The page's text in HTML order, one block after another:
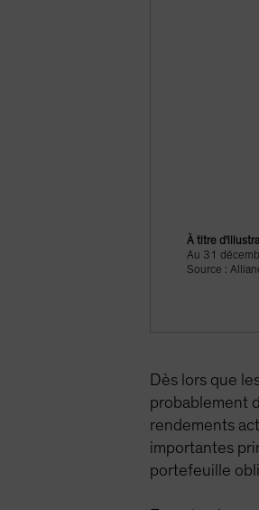
À titre
Au 31
Source :
Dès lors que
probablement
rendements
importantes
portefeuille